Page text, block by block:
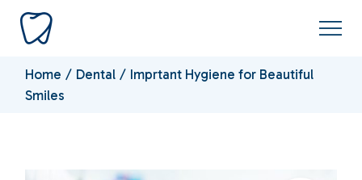
Home Dental
Imprtant Hygiene for Beautiful
Smiles